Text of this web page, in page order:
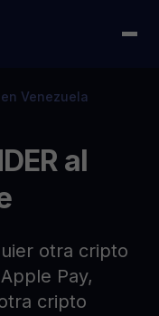
en Venezuela
al
otra cripto
Pay,
cripto